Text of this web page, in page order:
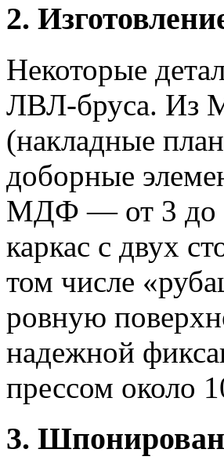
2.
Некоторые
ЛВЛ-бруса. Из
(накладные
доборные
МДФ — от 3 до
каркас с двух
том числе
ровную
надежной
прессом около
3.